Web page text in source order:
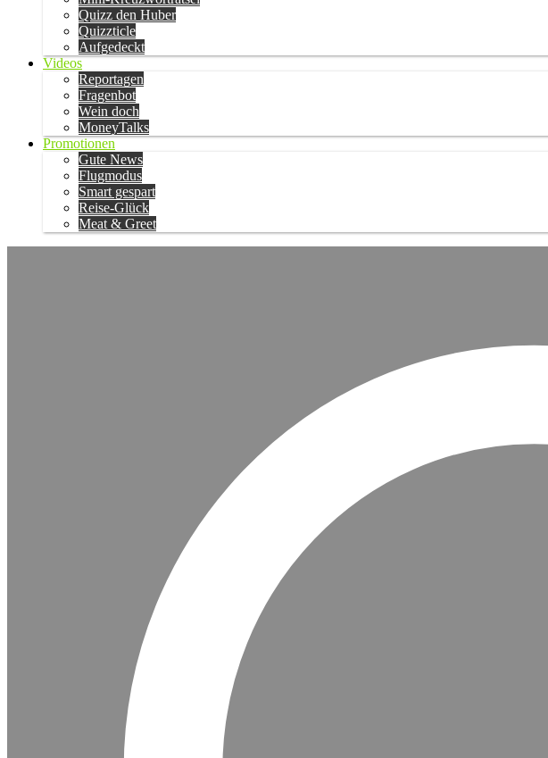
Quizz den Huber
Quizzticle
Aufgedeckt
Videos
Reportagen
Fragenbot
Wein doch
MoneyTalks
Promotionen
Gute News
Flugmodus
Smart gespart
Reise-Glück
Meat & Greet